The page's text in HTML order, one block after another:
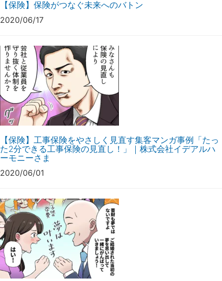
【保険】保険がつなぐ未来へのバトン
2020/06/17
【保険】工事保険をやさしく見直す集客マンガ事例「たっ
た2分できる工事保険の見直し！」｜株式会社イデアルハ
ーモニーさま
2020/06/01